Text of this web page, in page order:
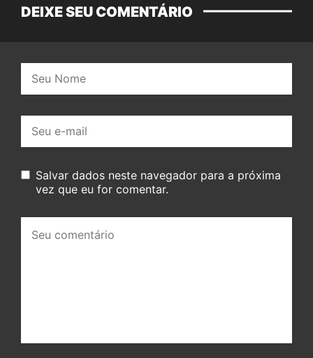
DEIXE SEU COMENTÁRIO
mail:
Salvar dados neste navegador para a próxima
vez que eu for comentar.
comentário: